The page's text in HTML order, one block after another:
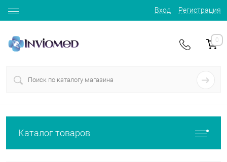
Вход Регистрация
0
Каталог товаров